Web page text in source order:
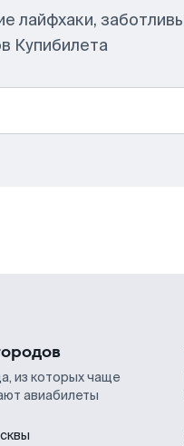
лайфхаки,
Купибилета
из которых чаще
авиабилеты